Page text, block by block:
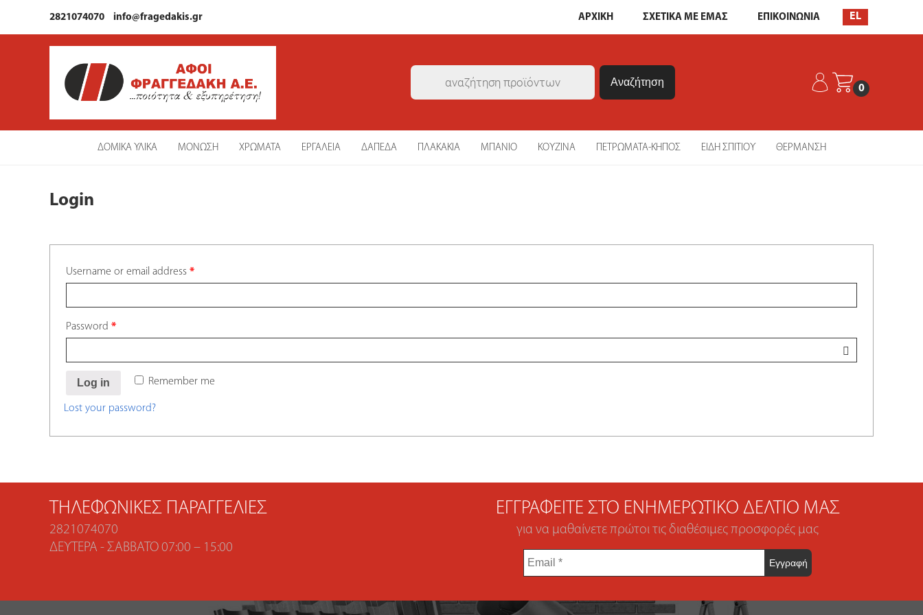
2821074070 info@fragedakis.gr ΑΡΧΙΚΗ ΣΧΕΤΙΚΑ ΜΕ ΕΜΑΣ ΕΠΙΚΟΙΝΩΝΙΑ EL
search
0
ΔΟΜΙΚΑ ΥΛΙΚΑ ΜΟΝΩΣΗ ΧΡΩΜΑΤΑ ΕΡΓΑΛΕΙΑ ΔΑΠΕΔΑ ΠΛΑΚΑΚΙΑ ΜΠΑΝΙΟ ΚΟΥΖΙΝΑ ΠΕΤΡΩΜΑΤΑ-ΚΗΠΟΣ ΕΙΔΗ ΣΠΙΤΙΟΥ ΘΕΡΜΑΝΣΗ
Login
Username or email address *
Password *
Remember me
Log in
Lost your password?
ΤΗΛΕΦΩΝΙΚΈΣ ΠΑΡΑΓΓΕΛΊΕΣ
2821074070
ΔΕΥΤΈΡΑ - ΣΆΒΒΑΤΟ 07:00 – 15:00
ΕΓΓΡΑΦΕΊΤΕ ΣΤΟ ΕΝΗΜΕΡΩΤΙΚΌ ΔΕΛΤΊΟ ΜΑΣ
για να μαθαίνετε πρώτοι τις διαθέσιμες προσφορές μας